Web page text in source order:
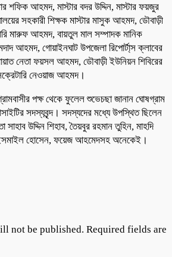
শফিক আহমদ, মাস্টার বদর উদ্দিন, মাস্টার ফয়জুর
সহকারী শিক্ষক মাস্টার মাসুক আহমদ, ডৌবাড়ী
মারুফ আহমদ, বায়তুল মাল সম্পাদক মানিক
আহমদ, গোয়াইনঘাট উপজেলা রিপোর্টা্স ক্লাবের
নেতা ফয়সল আহমদ, ডৌবাড়ী ইউনিয়ন শিবিরের
নেওয়াজ আহমদ।
পক্ষ থেকে ফুলেল শুভেচছা জানান ঘোষগ্রাম
সদস্যবৃন্দ। সদস্যদের মধ্যে উপস্থিত ছিলেন
উদ্দিন শিহাব, তৈয়বুর রহমান তুহিন, মাহদি
হোসেন, ফয়েজ আহমেদসহ অনেকেই।
not be published. Required fields are